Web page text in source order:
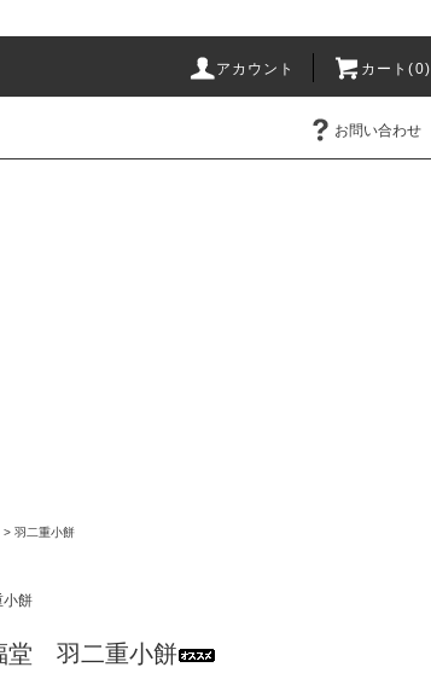
アカウント カート(0)
お問い合わせ
> 羽二重小餅
小餅
堂 羽二重小餅